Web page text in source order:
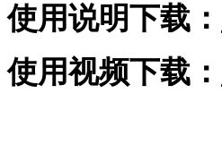
使用说明下载：
使用视频下载：